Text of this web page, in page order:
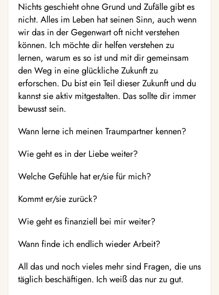
Nichts geschieht ohne Grund und Zufälle gibt es
nicht. Alles im Leben hat seinen Sinn, auch wenn
wir das in der Gegenwart oft nicht verstehen
können. Ich möchte dir helfen verstehen zu
lernen, warum es so ist und mit dir gemeinsam
den Weg in eine glückliche Zukunft zu
erforschen. Du bist ein Teil dieser Zukunft und du
kannst sie aktiv mitgestalten. Das sollte dir immer
bewusst sein.
Wann lerne ich meinen Traumpartner kennen?
Wie geht es in der Liebe weiter?
Welche Gefühle hat er/sie für mich?
Kommt er/sie zurück?
Wie geht es finanziell bei mir weiter?
Wann finde ich endlich wieder Arbeit?
All das und noch vieles mehr sind Fragen, die uns
täglich beschäftigen. Ich weiß das nur zu gut.